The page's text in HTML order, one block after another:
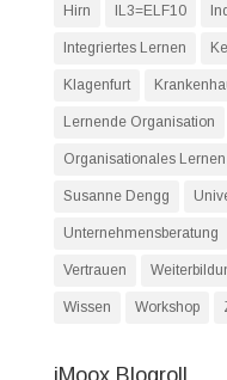
Hirn IL3=ELF10
Integriertes Lernen
Klagenfurt
Lernende Organisation
Organisationales Lernen
Susanne Dengg
Unternehmensberatung
Vertrauen
Wissen Workshop
iMoox Blogroll